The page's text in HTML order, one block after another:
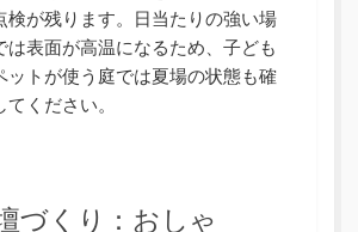
検が残ります。日当たりの強い場
は表面が高温になるため、子ども
ットが使う庭では夏場の状態も確
てください。
づくり：おしゃ